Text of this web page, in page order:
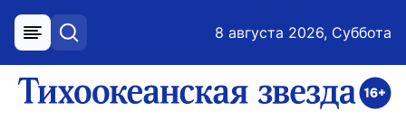
меню поиск 8 августа 2026, Суббота
ссылка на главную